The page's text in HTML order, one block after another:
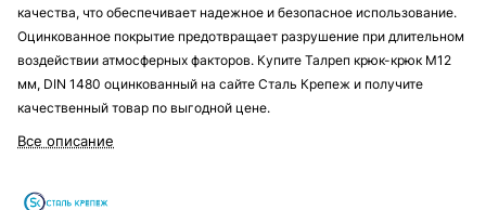
качества, что обеспечивает надежное и безопасное использование.
Оцинкованное покрытие предотвращает разрушение при длительном
воздействии атмосферных факторов. Купите Талреп крюк-крюк М12
мм, DIN 1480 оцинкованный на сайте Сталь Крепеж и получите
качественный товар по выгодной цене.
Все описание